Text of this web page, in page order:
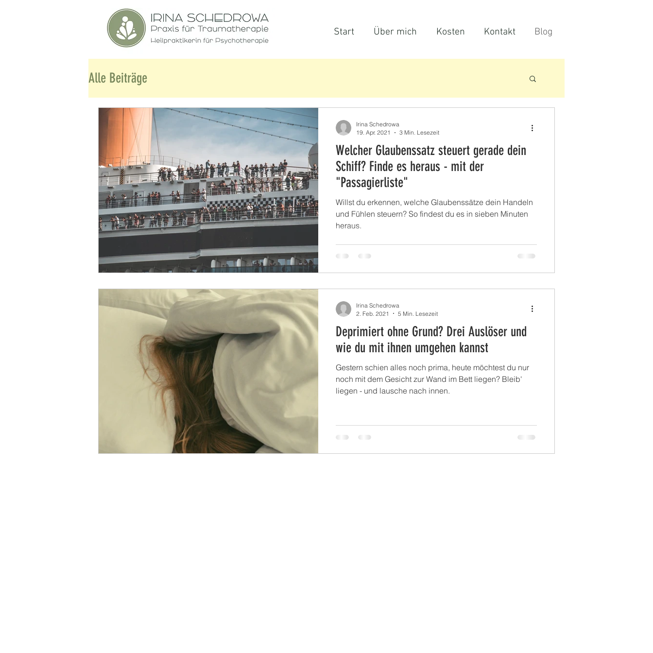
Start Über mich Kosten Kontakt Blog
Alle Beiträge
Welcher Glaubenssatz steuert gerade dein
Schiff? Finde es heraus - mit der
"Passagierliste"
Willst du erkennen, welche Glaubenssätze dein Handeln
und Fühlen steuern? So findest du es in sieben Minuten
heraus.
Irina Schedrowa
19. Apr. 2021
3 Min. Lesezeit
Deprimiert ohne Grund? Drei Auslöser und
wie du mit ihnen umgehen kannst
Gestern schien alles noch prima, heute möchtest du nur
noch mit dem Gesicht zur Wand im Bett liegen? Bleib'
liegen - und lausche nach innen.
Irina Schedrowa
2. Feb. 2021
5 Min. Lesezeit